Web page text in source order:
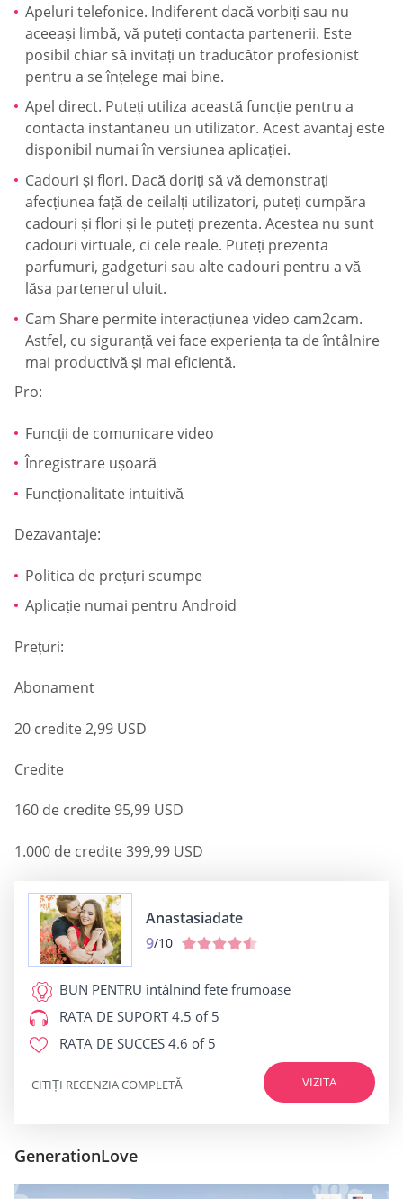
Apeluri telefonice. Indiferent dacă vorbiți sau nu
aceeași limbă, vă puteți contacta partenerii. Este
posibil chiar să invitați un traducător profesionist
pentru a se înțelege mai bine.
Apel direct. Puteți utiliza această funcție pentru a
contacta instantaneu un utilizator. Acest avantaj este
disponibil numai în versiunea aplicației.
Cadouri și flori. Dacă doriți să vă demonstrați
afecțiunea față de ceilalți utilizatori, puteți cumpăra
cadouri și flori și le puteți prezenta. Acestea nu sunt
cadouri virtuale, ci cele reale. Puteți prezenta
parfumuri, gadgeturi sau alte cadouri pentru a vă
lăsa partenerul uluit.
Cam Share permite interacțiunea video cam2cam.
Astfel, cu siguranță vei face experiența ta de întâlnire
mai productivă și mai eficientă.
Pro:
Funcții de comunicare video
Înregistrare ușoară
Funcționalitate intuitivă
Dezavantaje:
Politica de prețuri scumpe
Aplicație numai pentru Android
Prețuri:
Abonament
20 credite 2,99 USD
Credite
160 de credite 95,99 USD
1.000 de credite 399,99 USD
Anastasiadate
9/10
BUN PENTRU întâlnind fete frumoase
RATA DE SUPORT4.5 of 5
RATA DE SUCCES 4.6 of 5
VIZITA
CITIȚI RECENZIA COMPLETĂ
GenerationLove